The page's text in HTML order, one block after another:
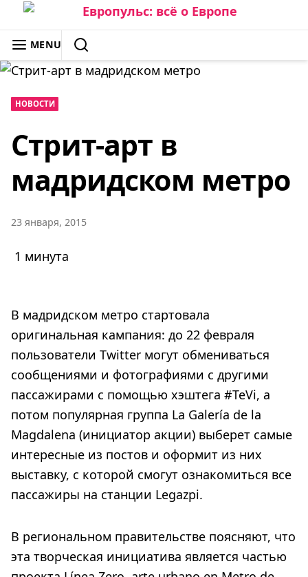
Skip
to
content
ЕВРОПУЛЬС: ВСЁ О ЕВРОПЕ
MENU
SEARCH
НОВОСТИ
Стрит-арт в
мадридском метро
23 января, 2015
1 минута
В мадридском метро стартовала
оригинальная кампания: до 22 февраля
пользователи Twitter могут обмениваться
сообщениями и фотографиями с другими
пассажирами с помощью хэштега #TeVi, а
потом популярная группа La Galería de la
Magdalena (инициатор акции) выберет самые
интересные из постов и оформит из них
выставку, с которой смогут ознакомиться все
пассажиры на станции Legazpi.
В региональном правительстве поясняют, что
эта творческая инициатива является частью